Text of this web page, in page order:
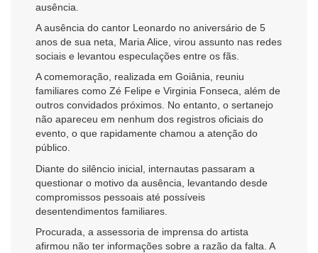
ausência.
A ausência do cantor Leonardo no aniversário de 5
anos de sua neta, Maria Alice, virou assunto nas redes
sociais e levantou especulações entre os fãs.
A comemoração, realizada em Goiânia, reuniu
familiares como Zé Felipe e Virginia Fonseca, além de
outros convidados próximos. No entanto, o sertanejo
não apareceu em nenhum dos registros oficiais do
evento, o que rapidamente chamou a atenção do
público.
Diante do silêncio inicial, internautas passaram a
questionar o motivo da ausência, levantando desde
compromissos pessoais até possíveis
desentendimentos familiares.
Procurada, a assessoria de imprensa do artista
afirmou não ter informações sobre a razão da falta. A